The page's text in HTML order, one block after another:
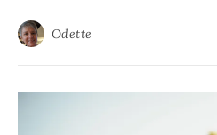
Odette